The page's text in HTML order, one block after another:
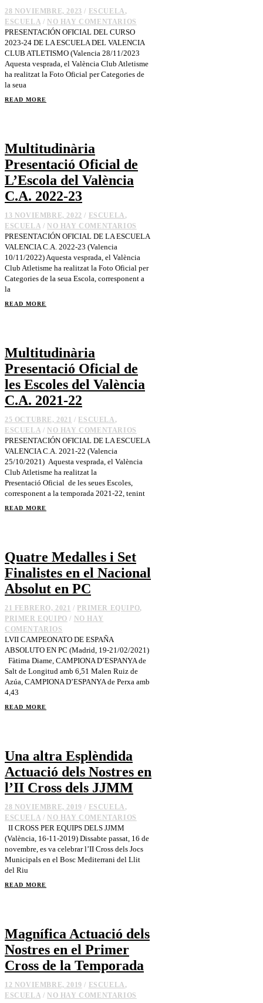
28 NOVIEMBRE, 2023 / ESCUELA ,
ESCUELA / NO HAY COMENTARIOS
PRESENTACIÓN OFICIAL DEL CURSO
2023-24 DE LA ESCUELA DEL VALENCIA
CLUB ATLETISMO (Valencia 28/11/2023
Aquesta vesprada, el València Club Atletisme
ha realitzat la Foto Oficial per Categories de
la seua
READ MORE
Multitudinària
Presentació Oficial de
L’Escola del València
C.A. 2022-23
13 NOVIEMBRE, 2022 / ESCUELA ,
ESCUELA / NO HAY COMENTARIOS
PRESENTACIÓN OFICIAL DE LA ESCUELA
VALENCIA C.A. 2022-23 (Valencia
10/11/2022) Aquesta vesprada, el València
Club Atletisme ha realitzat la Foto Oficial per
Categories de la seua Escola, corresponent a
la
READ MORE
Multitudinària
Presentació Oficial de
les Escoles del València
C.A. 2021-22
25 OCTUBRE, 2021 / ESCUELA ,
ESCUELA / NO HAY COMENTARIOS
PRESENTACIÓN OFICIAL DE LA ESCUELA
VALENCIA C.A. 2021-22 (Valencia
25/10/2021) Aquesta vesprada, el València
Club Atletisme ha realitzat la
Presentació Oficial de les seues Escoles,
corresponent a la temporada 2021-22, tenint
READ MORE
Quatre Medalles i Set
Finalistes en el Nacional
Absolut en PC
21 FEBRERO, 2021 / PRIMER EQUIPO,
PRIMER EQUIPO / NO HAY
COMENTARIOS
LVII CAMPEONATO DE ESPAÑA
ABSOLUTO EN PC (Madrid, 19-21/02/2021)
Fàtima Diame, CAMPIONA D’ESPANYA de
Salt de Longitud amb 6,51 Malen Ruiz de
Azúa, CAMPIONA D’ESPANYA de Perxa amb
4,43
READ MORE
Una altra Esplèndida
Actuació dels Nostres en
l’II Cross dels JJMM
28 NOVIEMBRE, 2019 / ESCUELA ,
ESCUELA / NO HAY COMENTARIOS
II CROSS PER EQUIPS DELS JJMM
(València, 16-11-2019) Dissabte passat, 16 de
novembre, es va celebrar l’II Cross dels Jocs
Municipals en el Bosc Mediterrani del Llit
del Riu
READ MORE
Magnífica Actuació dels
Nostres en el Primer
Cross de la Temporada
12 NOVIEMBRE, 2019 / ESCUELA ,
ESCUELA / NO HAY COMENTARIOS